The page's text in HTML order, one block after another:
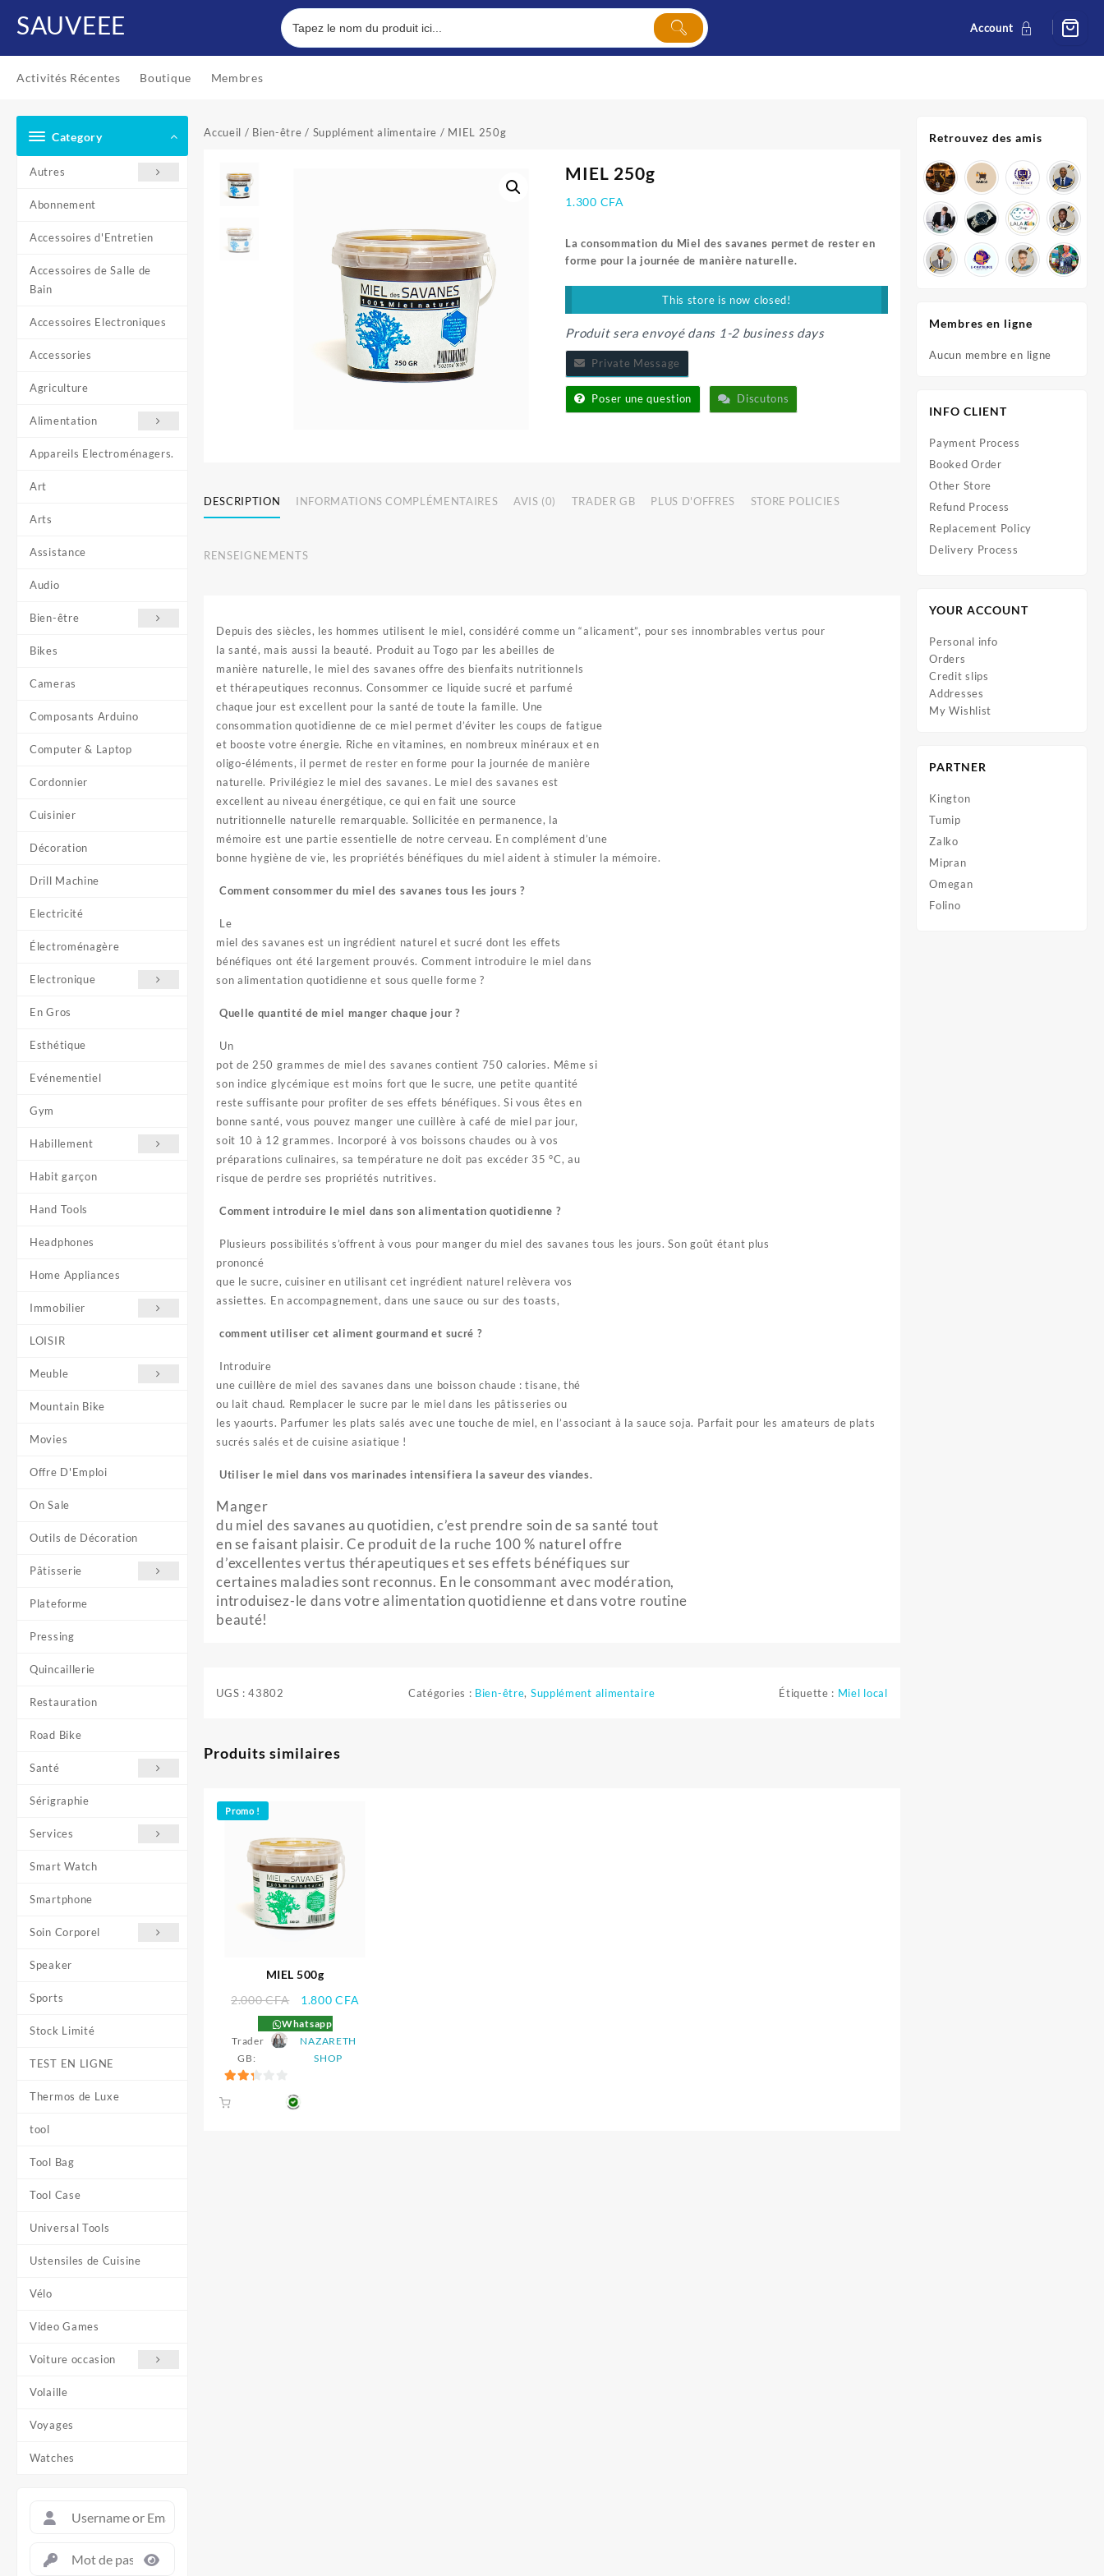
SAUVEEE Account
Activités Récentes Boutique Membres
Category
Autres
Abonnement
Accessoires d'Entretien
Accessoires de Salle de
Bain
Accessoires Electroniques
Accessories
Agriculture
Alimentation
Appareils Electroménagers.
Art
Arts
Assistance
Audio
Bien-être
Bikes
Cameras
Composants Arduino
Computer & Laptop
Cordonnier
Cuisinier
Décoration
Drill Machine
Electricité
Électroménagère
Electronique
En Gros
Esthétique
Evénementiel
Gym
Habillement
Habit garçon
Hand Tools
Headphones
Home Appliances
Immobilier
LOISIR
Meuble
Mountain Bike
Movies
Offre D'Emploi
On Sale
Outils de Décoration
Pâtisserie
Plateforme
Pressing
Quincaillerie
Restauration
Road Bike
Santé
Sérigraphie
Services
Smart Watch
Smartphone
Soin Corporel
Speaker
Sports
Stock Limité
TEST EN LIGNE
Thermos de Luxe
tool
Tool Bag
Tool Case
Universal Tools
Ustensiles de Cuisine
Vélo
Video Games
Voiture occasion
Volaille
Voyages
Watches
Accueil / Bien-être / Supplément alimentaire / MIEL 250g
MIEL 250g
1.300 CFA
La consommation du Miel des savanes permet de rester en
forme pour la journée de manière naturelle.
This store is now closed!
Produit sera envoyé dans 1-2 business days
Private Message
Poser une question Discutons
DESCRIPTION INFORMATIONS COMPLÉMENTAIRES AVIS (0) TRADER GB PLUS D'OFFRES STORE POLICIES
RENSEIGNEMENTS
Depuis des siècles, les hommes utilisent le miel, considéré comme un “alicament”, pour ses innombrables vertus pour
la santé, mais aussi la beauté. Produit au Togo par les abeilles de
manière naturelle, le miel des savanes offre des bienfaits nutritionnels
et thérapeutiques reconnus. Consommer ce liquide sucré et parfumé
chaque jour est excellent pour la santé de toute la famille. Une
consommation quotidienne de ce miel permet d’éviter les coups de fatigue
et booste votre énergie. Riche en vitamines, en nombreux minéraux et en
oligo-éléments, il permet de rester en forme pour la journée de manière
naturelle. Privilégiez le miel des savanes. Le miel des savanes est
excellent au niveau énergétique, ce qui en fait une source
nutritionnelle naturelle remarquable. Sollicitée en permanence, la
mémoire est une partie essentielle de notre cerveau. En complément d’une
bonne hygiène de vie, les propriétés bénéfiques du miel aident à stimuler la mémoire.
Comment consommer du miel des savanes tous les jours ?
Le
miel des savanes est un ingrédient naturel et sucré dont les effets
bénéfiques ont été largement prouvés. Comment introduire le miel dans
son alimentation quotidienne et sous quelle forme ?
Quelle quantité de miel manger chaque jour ?
Un
pot de 250 grammes de miel des savanes contient 750 calories. Même si
son indice glycémique est moins fort que le sucre, une petite quantité
reste suffisante pour profiter de ses effets bénéfiques. Si vous êtes en
bonne santé, vous pouvez manger une cuillère à café de miel par jour,
soit 10 à 12 grammes. Incorporé à vos boissons chaudes ou à vos
préparations culinaires, sa température ne doit pas excéder 35 °C, au
risque de perdre ses propriétés nutritives.
Comment introduire le miel dans son alimentation quotidienne ?
Plusieurs possibilités s’offrent à vous pour manger du miel des savanes tous les jours. Son goût étant plus
prononcé
que le sucre, cuisiner en utilisant cet ingrédient naturel relèvera vos
assiettes. En accompagnement, dans une sauce ou sur des toasts,
comment utiliser cet aliment gourmand et sucré ?
Introduire
une cuillère de miel des savanes dans une boisson chaude : tisane, thé
ou lait chaud. Remplacer le sucre par le miel dans les pâtisseries ou
les yaourts. Parfumer les plats salés avec une touche de miel, en l’associant à la sauce soja. Parfait pour les amateurs de plats
sucrés salés et de cuisine asiatique !
Utiliser le miel dans vos marinades intensifiera la saveur des viandes.
Manger
du miel des savanes au quotidien, c’est prendre soin de sa santé tout
en se faisant plaisir. Ce produit de la ruche 100 % naturel offre
d’excellentes vertus thérapeutiques et ses effets bénéfiques sur
certaines maladies sont reconnus. En le consommant avec modération,
introduisez-le dans votre alimentation quotidienne et dans votre routine
beauté!
UGS :43802 Catégories : Bien-être, Supplément alimentaire Étiquette : Miel local
Produits similaires
Promo !
MIEL 500g
2.000CFA
Le
prix
initial
1.800CFA
Whatsapp
Trader
GB:
NAZARETH
SHOP
sur 5
Retrouvez des amis
Membres en ligne
Aucun membre en ligne
INFO CLIENT
Payment Process
Booked Order
Other Store
Refund Process
Replacement Policy
Delivery Process
YOUR ACCOUNT
Personal info
Orders
Credit slips
Addresses
My Wishlist
PARTNER
Kington
Tumip
Zalko
Mipran
Omegan
Folino